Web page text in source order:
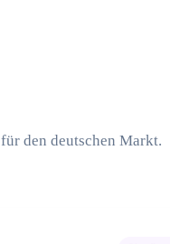
den deutschen Markt.